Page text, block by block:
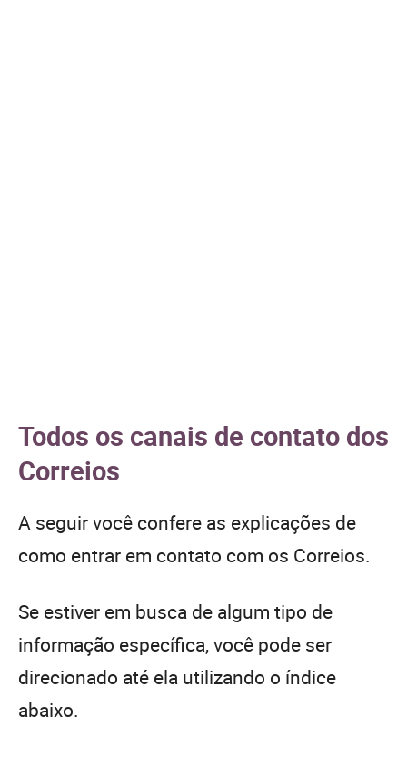
Todos os canais de contato dos
Correios
A seguir você confere as explicações de
como entrar em contato com os Correios.
Se estiver em busca de algum tipo de
informação específica, você pode ser
direcionado até ela utilizando o índice
abaixo.